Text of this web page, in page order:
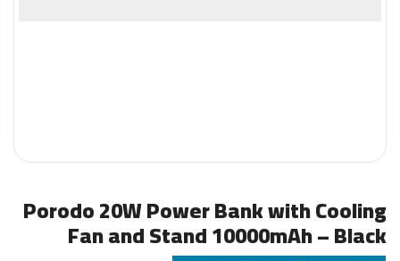
Porodo 20W Power Bank with Cooling
Fan and Stand 10000mAh – Black